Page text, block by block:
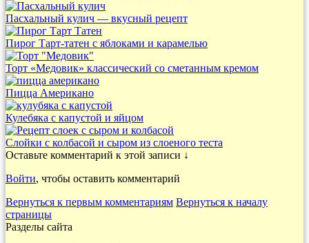
Пасхальный кулич — вкусный рецепт
Пирог Тарт-татен с яблоками и карамелью
Торт «Медовик» классический со сметанным кремом
Пицца Американо
Кулебяка с капустой и яйцом
Слойки с колбасой и сыром из слоеного теста
Оставьте комментарий к этой записи ↓
Войти, чтобы оставить комментарий
Вернуться к первым комментариям Вернуться к началу
страницы
Разделы сайта